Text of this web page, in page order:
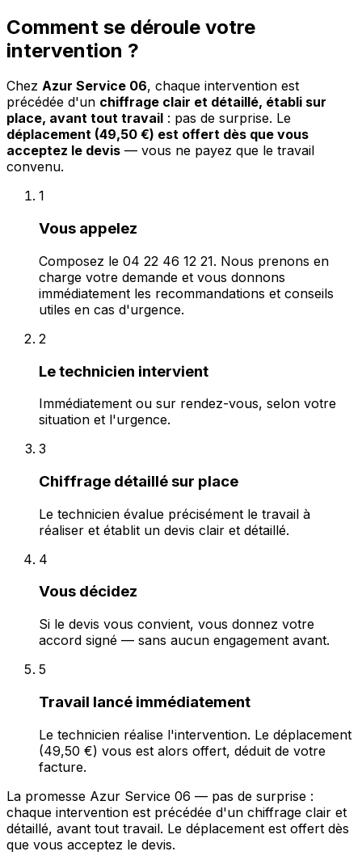
Comment se déroule votre
intervention ?
Chez Azur Service 06, chaque intervention est
précédée d'un chiffrage clair et détaillé, établi sur
place, avant tout travail : pas de surprise. Le
déplacement (49,50 €) est offert dès que vous
acceptez le devis — vous ne payez que le travail
convenu.
1
Vous appelez
Composez le 04 22 46 12 21. Nous prenons en
charge votre demande et vous donnons
immédiatement les recommandations et conseils
utiles en cas d'urgence.
2
Le technicien intervient
Immédiatement ou sur rendez-vous, selon votre
situation et l'urgence.
3
Chiffrage détaillé sur place
Le technicien évalue précisément le travail à
réaliser et établit un devis clair et détaillé.
4
Vous décidez
Si le devis vous convient, vous donnez votre
accord signé — sans aucun engagement avant.
5
Travail lancé immédiatement
Le technicien réalise l'intervention. Le déplacement
(49,50 €) vous est alors offert, déduit de votre
facture.
La promesse Azur Service 06 — pas de surprise :
chaque intervention est précédée d'un chiffrage clair et
détaillé, avant tout travail. Le déplacement est offert dès
que vous acceptez le devis.